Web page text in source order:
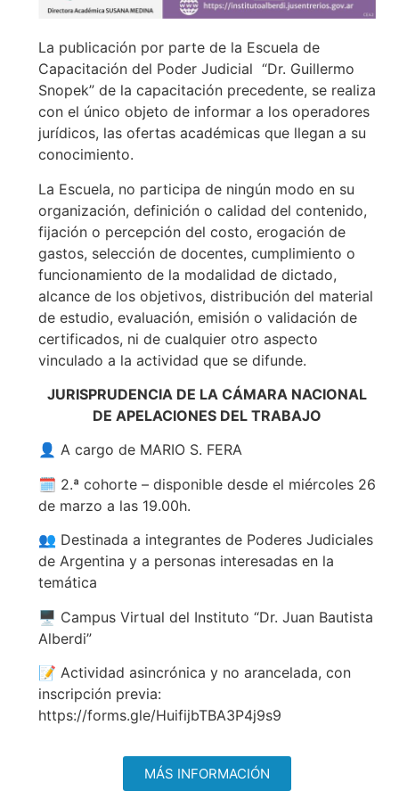
La publicación por parte de la Escuela de
Capacitación del Poder Judicial “Dr. Guillermo
Snopek” de la capacitación precedente, se realiza
con el único objeto de informar a los operadores
jurídicos, las ofertas académicas que llegan a su
conocimiento.
La Escuela, no participa de ningún modo en su
organización, definición o calidad del contenido,
fijación o percepción del costo, erogación de
gastos, selección de docentes, cumplimiento o
funcionamiento de la modalidad de dictado,
alcance de los objetivos, distribución del material
de estudio, evaluación, emisión o validación de
certificados, ni de cualquier otro aspecto
vinculado a la actividad que se difunde.
JURISPRUDENCIA DE LA CÁMARA NACIONAL
DE APELACIONES DEL TRABAJO
👤 A cargo de MARIO S. FERA
🗓️ 2.ª cohorte – disponible desde el miércoles 26
de marzo a las 19.00h.
👥 Destinada a integrantes de Poderes Judiciales
de Argentina y a personas interesadas en la
temática
🖥️ Campus Virtual del Instituto “Dr. Juan Bautista
Alberdi”
📝 Actividad asincrónica y no arancelada, con
inscripción previa:
https://forms.gle/HuifijbTBA3P4j9s9
MÁS INFORMACIÓN